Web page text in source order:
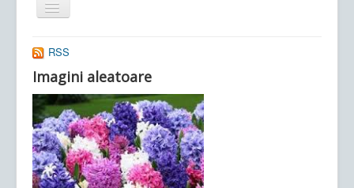
Comută
navigarea
Ultimele articole: Vi, 04.11.2022 -
Județean Mehedinți
RSS
Imagini aleatoare